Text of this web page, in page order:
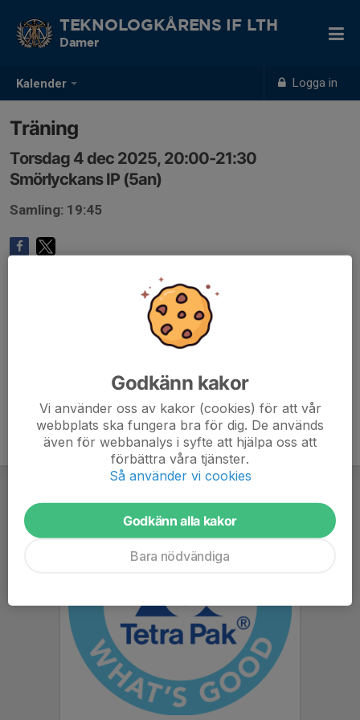
Kalender Logga in
TEKNOLOGKÅRENS IF LTH
Damer
Träning
Torsdag 4 dec 2025, 20:00-21:30
Smörlyckans IP (5an)
Samling: 19:45
Godkänn kakor
Vi använder oss av kakor (cookies) för att vår
webbplats ska fungera bra för dig. De används
även för webbanalys i syfte att hjälpa oss att
förbättra våra tjänster.
Så använder vi cookies
Godkänn alla kakor
Bara nödvändiga